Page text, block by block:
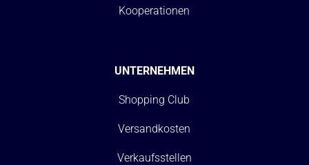
Kooperationen
UNTERNEHMEN
Shopping Club
Versandkosten
Verkaufsstellen